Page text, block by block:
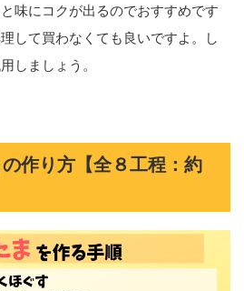
味にコクが出るのでおすすめです
して買わなくても良いですよ。し
しましょう。
作り方【全８工程：約